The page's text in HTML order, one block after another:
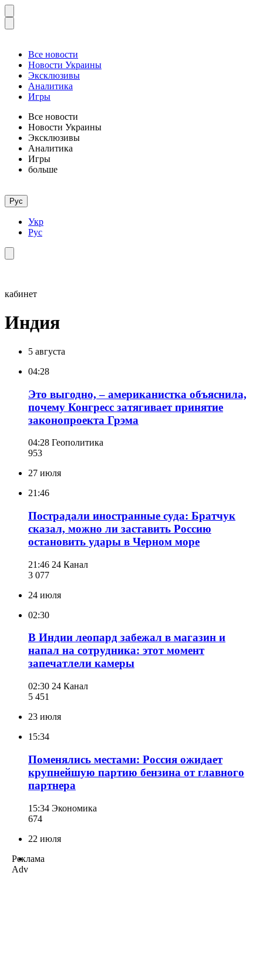
Все новости
Новости Украины
Эксклюзивы
Аналитика
Игры
Все новости
Новости Украины
Эксклюзивы
Аналитика
Игры
больше
Рус
Укр
Рус
кабинет
Индия
5 августа
04:28
Это выгодно, – американистка объяснила,
почему Конгресс затягивает принятие
законопроекта Грэма
04:28 Геополитика
953
27 июля
21:46
Пострадали иностранные суда: Братчук
сказал, можно ли заставить Россию
остановить удары в Черном море
21:46 24 Канал
3 077
24 июля
02:30
В Индии леопард забежал в магазин и
напал на сотрудника: этот момент
запечатлели камеры
02:30 24 Канал
5 451
23 июля
15:34
Поменялись местами: Россия ожидает
крупнейшую партию бензина от главного
партнера
15:34 Экономика
674
22 июля
Реклама
Adv